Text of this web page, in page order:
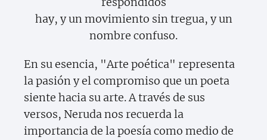
hay, y un movimiento sin tregua, y un
nombre confuso.
En su esencia, "Arte poética" representa
la pasión y el compromiso que un poeta
siente hacia su arte. A través de sus
versos, Neruda nos recuerda la
importancia de la poesía como medio de